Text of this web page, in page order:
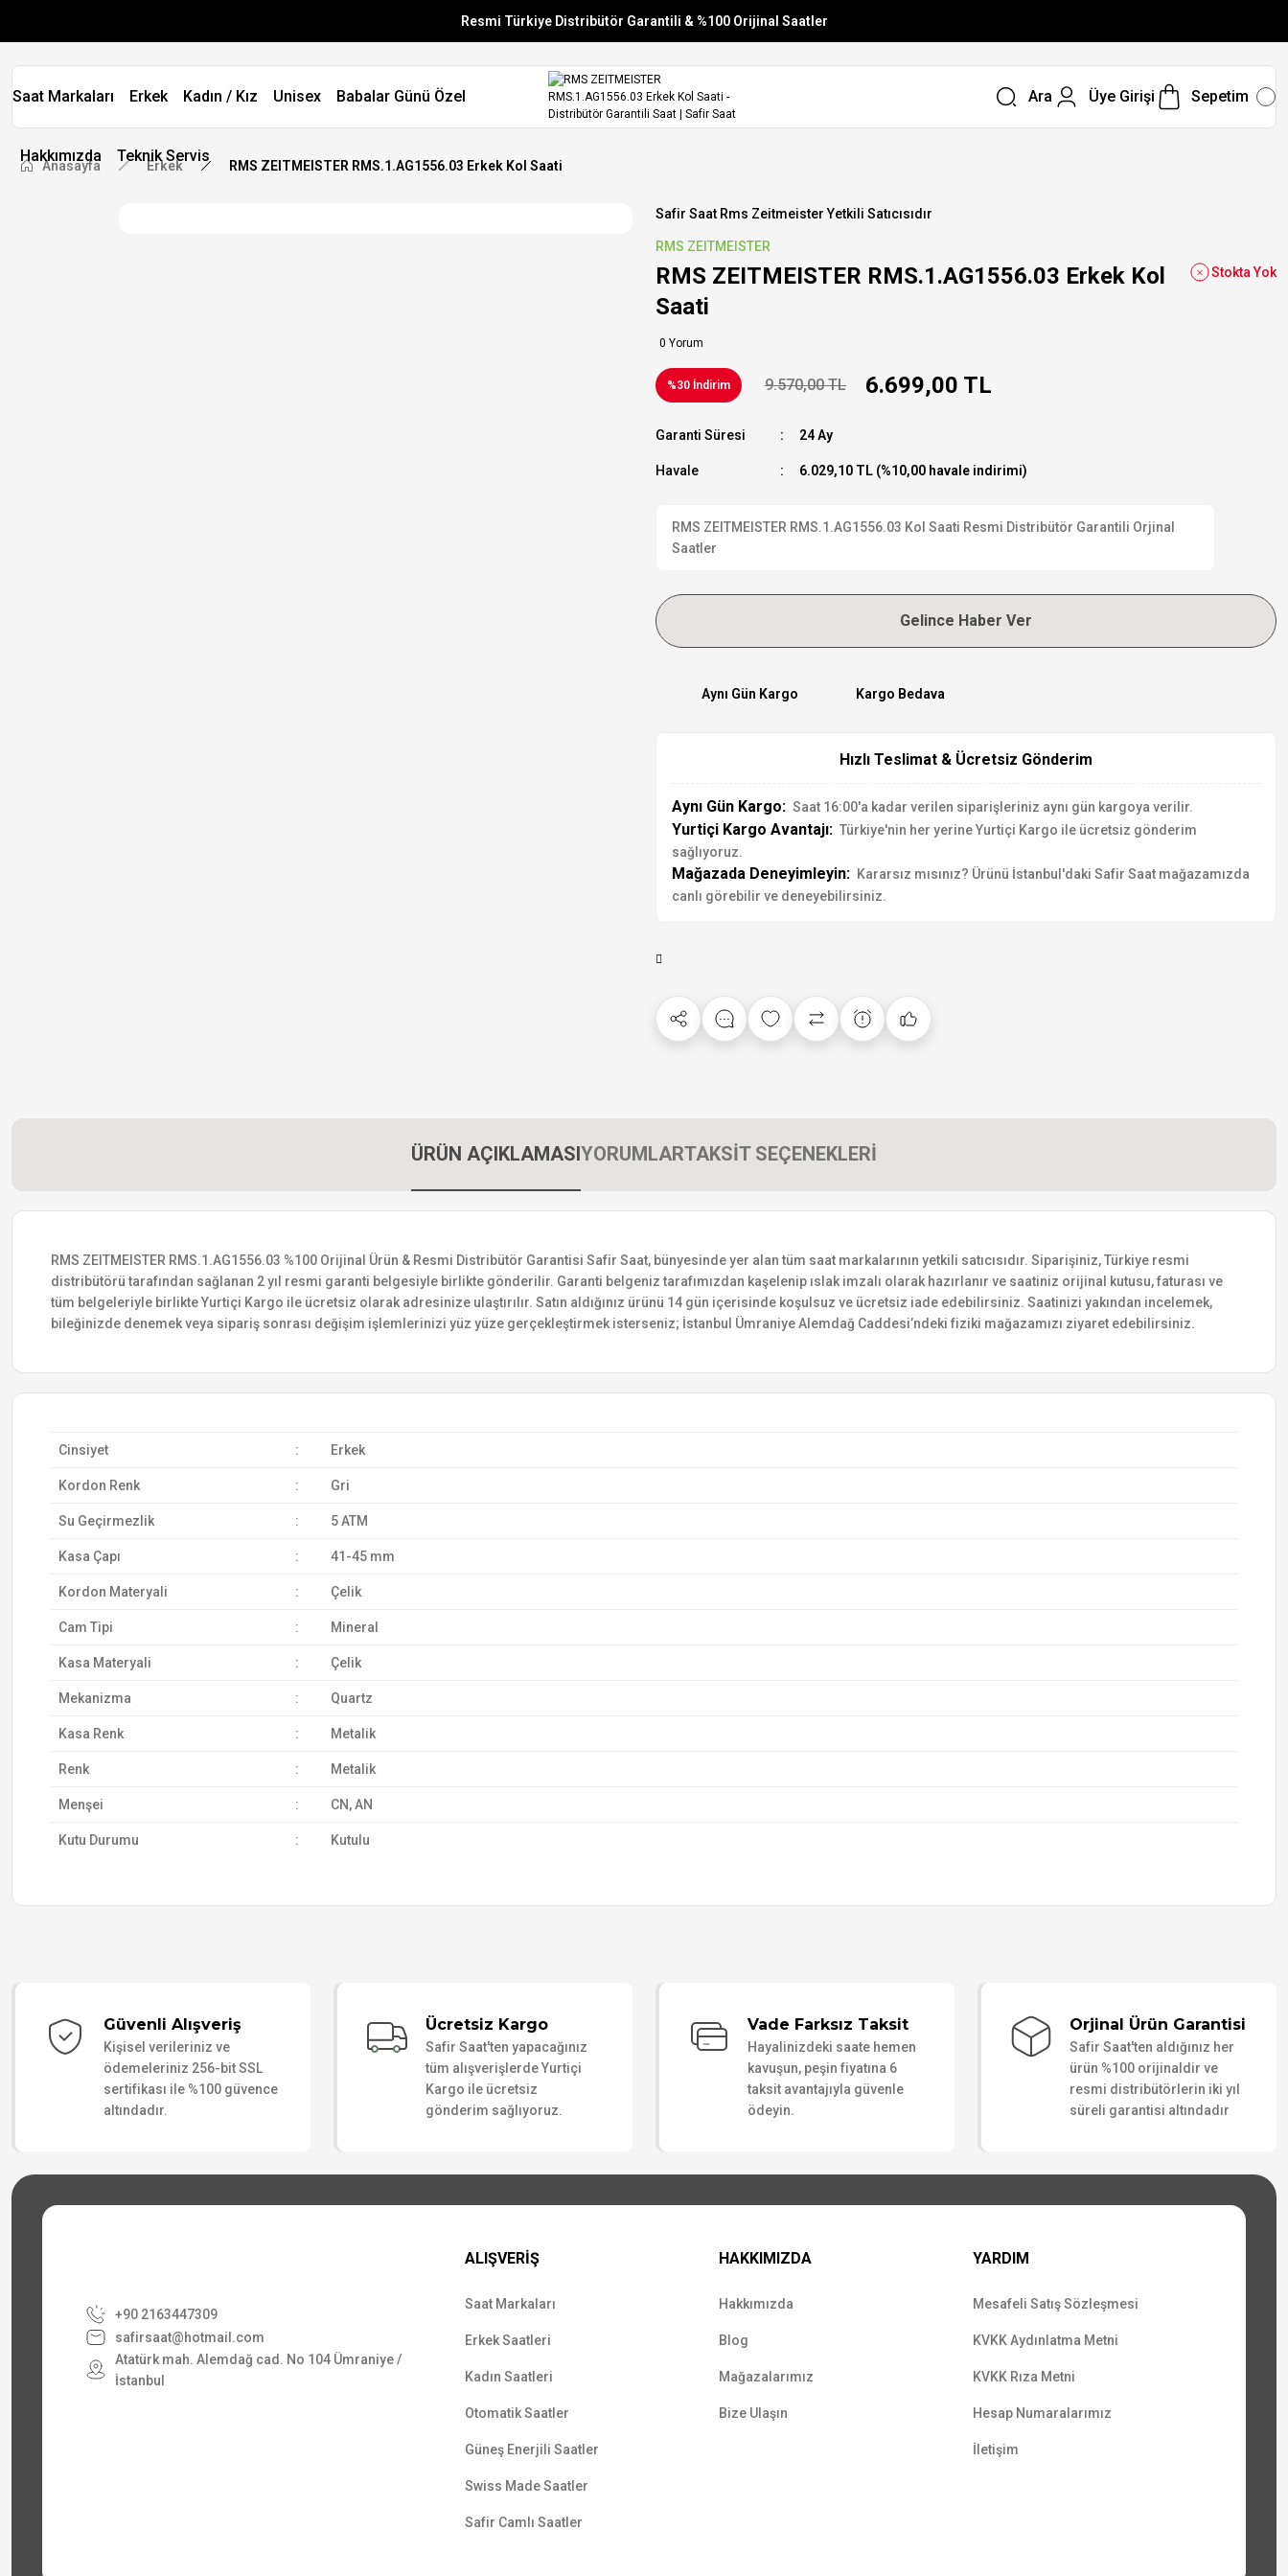
Resmi Türkiye Distribütör Garantili & %100 Orijinal Saatler
Vade Farksız 6 Taksit
Aynı Gün Stoktan Gönderim
Saat Markaları Erkek Kadın / Kız Unisex Babalar Günü Özel
Hakkımızda Teknik Servis
Ara Üye Girişi Sepetim
Anasayfa Erkek RMS ZEITMEISTER RMS.1.AG1556.03 Erkek Kol Saati
Safir Saat Rms Zeitmeister Yetkili Satıcısıdır
RMS ZEITMEISTER
RMS ZEITMEISTER RMS.1.AG1556.03 Erkek Kol
Saati
0 Yorum
Stokta Yok
%30 İndirim 9.570,00 TL 6.699,00 TL
Garanti Süresi 24 Ay
Havale 6.029,10 TL (%10,00 havale indirimi)
RMS ZEITMEISTER RMS.1.AG1556.03 Kol Saati Resmi Distribütör Garantili Orjinal
Saatler
Gelince Haber Ver
Aynı Gün Kargo Kargo Bedava
Hızlı Teslimat & Ücretsiz Gönderim
Aynı Gün Kargo: Saat 16:00'a kadar verilen siparişleriniz aynı gün kargoya verilir.
Yurtiçi Kargo Avantajı: Türkiye'nin her yerine Yurtiçi Kargo ile ücretsiz gönderim
sağlıyoruz.
Mağazada Deneyimleyin: Kararsız mısınız? Ürünü İstanbul'daki Safir Saat mağazamızda
canlı görebilir ve deneyebilirsiniz.
ÜRÜN AÇIKLAMASIYORUMLARTAKSİT SEÇENEKLERİ
RMS ZEITMEISTER RMS.1.AG1556.03 %100 Orijinal Ürün & Resmi Distribütör Garantisi Safir Saat, bünyesinde yer alan tüm saat markalarının yetkili satıcısıdır. Siparişiniz, Türkiye resmi
distribütörü tarafından sağlanan 2 yıl resmi garanti belgesiyle birlikte gönderilir. Garanti belgeniz tarafımızdan kaşelenip ıslak imzalı olarak hazırlanır ve saatiniz orijinal kutusu, faturası ve
tüm belgeleriyle birlikte Yurtiçi Kargo ile ücretsiz olarak adresinize ulaştırılır. Satın aldığınız ürünü 14 gün içerisinde koşulsuz ve ücretsiz iade edebilirsiniz. Saatinizi yakından incelemek,
bileğinizde denemek veya sipariş sonrası değişim işlemlerinizi yüz yüze gerçekleştirmek isterseniz; İstanbul Ümraniye Alemdağ Caddesi’ndeki fiziki mağazamızı ziyaret edebilirsiniz.
Cinsiyet : Erkek
Kordon Renk : Gri
Su Geçirmezlik : 5 ATM
Kasa Çapı : 41-45 mm
Kordon Materyali : Çelik
Cam Tipi : Mineral
Kasa Materyali : Çelik
Mekanizma : Quartz
Kasa Renk : Metalik
Renk : Metalik
Menşei : CN, AN
Kutu Durumu : Kutulu
Güvenli Alışveriş
Kişisel verileriniz ve
ödemeleriniz 256-bit SSL
sertifikası ile %100 güvence
altındadır.
Ücretsiz Kargo
Safir Saat'ten yapacağınız
tüm alışverişlerde Yurtiçi
Kargo ile ücretsiz
gönderim sağlıyoruz.
Vade Farksız Taksit
Hayalinizdeki saate hemen
kavuşun, peşin fiyatına 6
taksit avantajıyla güvenle
ödeyin.
Orjinal Ürün Garantisi
Safir Saat'ten aldığınız her
ürün %100 orijinaldir ve
resmi distribütörlerin iki yıl
süreli garantisi altındadır
+90 2163447309
safirsaat@hotmail.com
Atatürk mah. Alemdağ cad. No 104 Ümraniye /
İstanbul
ALIŞVERİŞ
Saat Markaları
Erkek Saatleri
Kadın Saatleri
Otomatik Saatler
Güneş Enerjili Saatler
Swiss Made Saatler
Safir Camlı Saatler
HAKKIMIZDA
Hakkımızda
Blog
Mağazalarımız
Bize Ulaşın
YARDIM
Mesafeli Satış Sözleşmesi
KVKK Aydınlatma Metni
KVKK Rıza Metni
Hesap Numaralarımız
İletişim